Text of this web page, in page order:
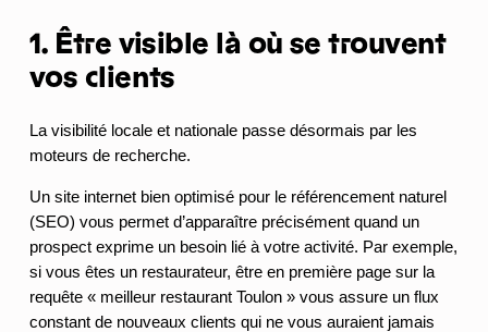
1. Être visible là où se trouvent
vos clients
La visibilité locale et nationale passe désormais par les
moteurs de recherche.
Un site internet bien optimisé pour le référencement naturel
(SEO) vous permet d’apparaître précisément quand un
prospect exprime un besoin lié à votre activité. Par exemple,
si vous êtes un restaurateur, être en première page sur la
requête « meilleur restaurant Toulon » vous assure un flux
constant de nouveaux clients qui ne vous auraient jamais